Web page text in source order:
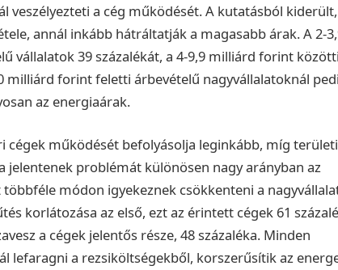
veszélyezteti a cég működését.A kutatásból kiderült,
annál inkább hátráltatják a magasabb árak. A 2-
vállalatok 39 százalékát, a 4-9,9 milliárd forint közötti
milliárd forint feletti árbevételű nagyvállalatoknál
az energiaárak.
cégek működését befolyásolja leginkább, míg
jelentenek problémát különösen nagy arányban az
módon igyekeznek csökkenteni a
korlátozása az első, ezt az érintett cégek 61
a cégek jelentős része, 48 százaléka. Minden
lefaragni a rezsiköltségekből, korszerűsítik az